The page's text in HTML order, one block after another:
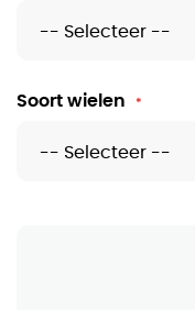
Soort wielen